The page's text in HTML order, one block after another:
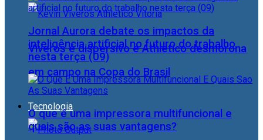
Viveros é dispersivo e Athletico desmorona
em campo na Copa do Brasil
Tecnologia
Jornal Aurora debate os impactos da
inteligência artificial no futuro do trabalho
nesta terça (09)
O que é uma impressora multifuncional e
quais são as suas vantagens?